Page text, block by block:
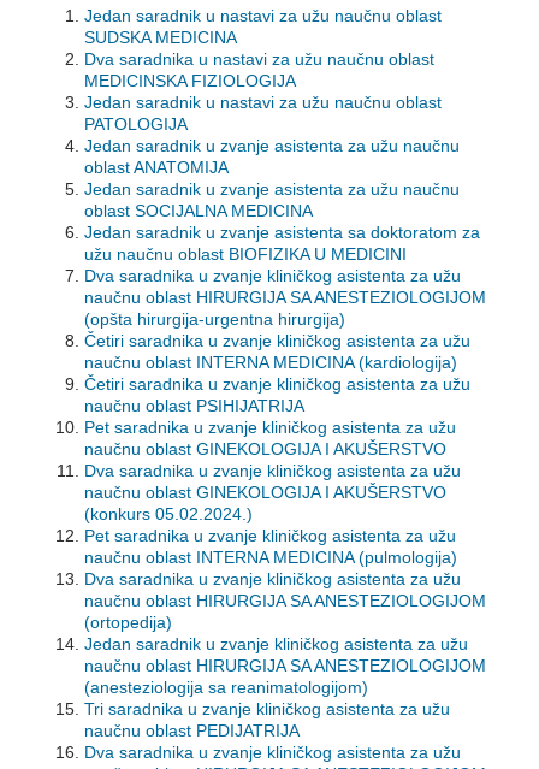
Jedan saradnik u nastavi za užu naučnu oblast
SUDSKA MEDICINA
Dva saradnika u nastavi za užu naučnu oblast
MEDICINSKA FIZIOLOGIJA
Jedan saradnik u nastavi za užu naučnu oblast
PATOLOGIJA
Jedan saradnik u zvanje asistenta za užu naučnu
oblast ANATOMIJA
Jedan saradnik u zvanje asistenta za užu naučnu
oblast SOCIJALNA MEDICINA
Jedan saradnik u zvanje asistenta sa doktoratom za
užu naučnu oblast BIOFIZIKA U MEDICINI
Dva saradnika u zvanje kliničkog asistenta za užu
naučnu oblast HIRURGIJA SA ANESTEZIOLOGIJOM
(opšta hirurgija-urgentna hirurgija)
Četiri saradnika u zvanje kliničkog asistenta za užu
naučnu oblast INTERNA MEDICINA (kardiologija)
Četiri saradnika u zvanje kliničkog asistenta za užu
naučnu oblast PSIHIJATRIJA
Pet saradnika u zvanje kliničkog asistenta za užu
naučnu oblast GINEKOLOGIJA I AKUŠERSTVO
Dva saradnika u zvanje kliničkog asistenta za užu
naučnu oblast GINEKOLOGIJA I AKUŠERSTVO
(konkurs 05.02.2024.)
Pet saradnika u zvanje kliničkog asistenta za užu
naučnu oblast INTERNA MEDICINA (pulmologija)
Dva saradnika u zvanje kliničkog asistenta za užu
naučnu oblast HIRURGIJA SA ANESTEZIOLOGIJOM
(ortopedija)
Jedan saradnik u zvanje kliničkog asistenta za užu
naučnu oblast HIRURGIJA SA ANESTEZIOLOGIJOM
(anesteziologija sa reanimatologijom)
Tri saradnika u zvanje kliničkog asistenta za užu
naučnu oblast PEDIJATRIJA
Dva saradnika u zvanje kliničkog asistenta za užu